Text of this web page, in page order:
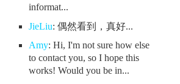
informat...
JieLiu: 偶然看到，真好...
Amy: Hi, I'm not sure how else
to contact you, so I hope this
works! Would you be in...